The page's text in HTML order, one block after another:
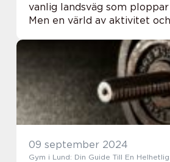
vanlig landsväg som
Men en värld av aktivitet
09 september 2024
Gym i Lund: Din Guide Till En